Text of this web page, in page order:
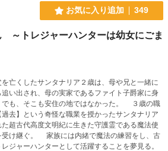
お気に入り追加 349
～トレジャーハンターは幼女にごま
亡くしたサンタナリア２歳は、母や兄と一緒に
い出され、母の実家であるファイト子爵家に身
でも、そこも安住の地ではなかった。 ３歳の職
去】という奇怪な職業を授かったサンタナリア
超古代高度文明紀に生きた守護霊である魔法使
受け継ぐ。 家族には内緒で魔法の練習をし、古
ジャーハンターとして活躍することを夢見る。